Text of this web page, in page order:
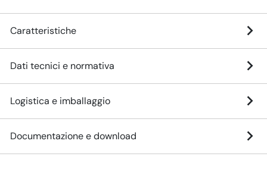
Caratteristiche
Dati tecnici e normativa
Logistica e imballaggio
Documentazione e download